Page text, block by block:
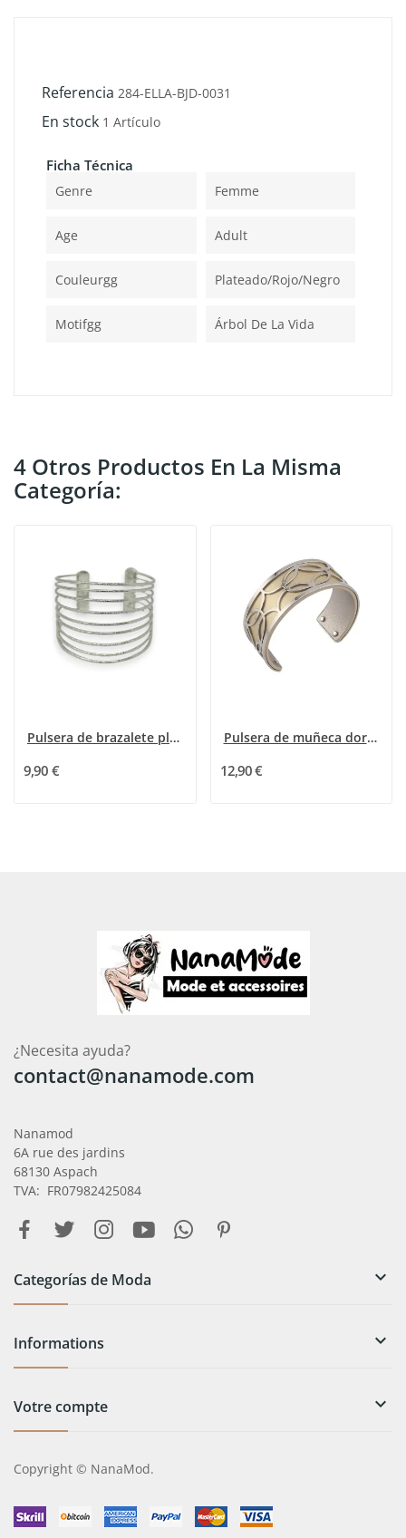
Referencia 284-ELLA-BJD-0031
En stock 1 Artículo
Ficha Técnica
Genre Femme
Age Adult
Couleurgg Plateado/rojo/negro
Motifgg Árbol De La Vida
4 Otros Productos En La Misma
Categoría:
Pulsera de brazalete plateado con finas bandas...
9,90 €
Pulsera de muñeca dorada y plateada
12,90 €
¿Necesita ayuda?
contact@nanamode.com
Nanamod
6A rue des jardins
68130 Aspach
TVA: FR07982425084
Categorías de Moda 
Informations 
Votre compte 
Copyright © NanaMod.